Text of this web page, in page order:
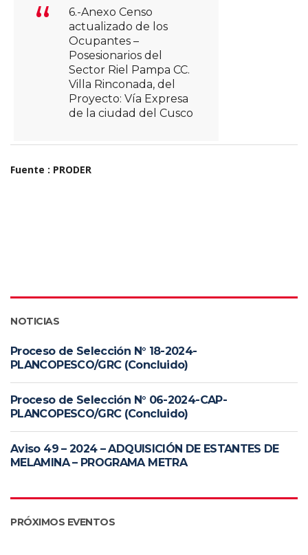
6.-Anexo Censo
actualizado de los
Ocupantes –
Posesionarios del
Sector Riel Pampa CC.
Villa Rinconada, del
Proyecto: Vía Expresa
de la ciudad del Cusco
Fuente : PRODER
NOTICIAS
Proceso de Selección N° 18-2024-
PLANCOPESCO/GRC (Concluido)
Proceso de Selección N° 06-2024-CAP-
PLANCOPESCO/GRC (Concluido)
Aviso 49 – 2024 – ADQUISICIÓN DE ESTANTES DE
MELAMINA – PROGRAMA METRA
PRÓXIMOS EVENTOS